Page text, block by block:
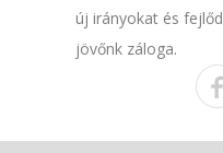
új irányokat és
jövőnk záloga.